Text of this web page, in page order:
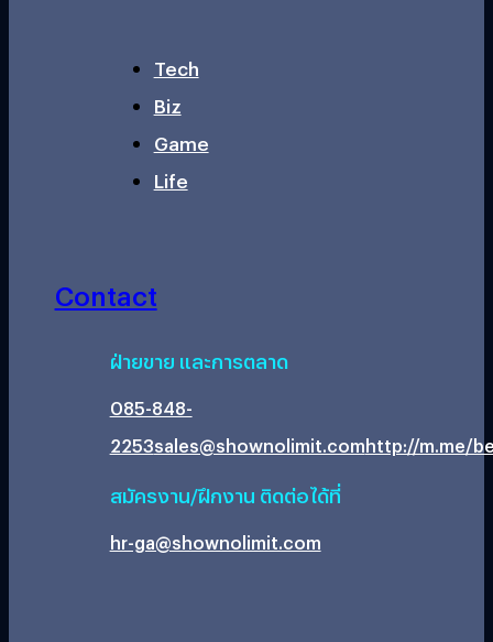
Tech
Biz
Game
Life
Contact
ฝ่ายขาย และการตลาด
085-848-
2253sales@shownolimit.comhttp://m.me/
สมัครงาน/ฝึกงาน ติดต่อได้ที่
hr-ga@shownolimit.com